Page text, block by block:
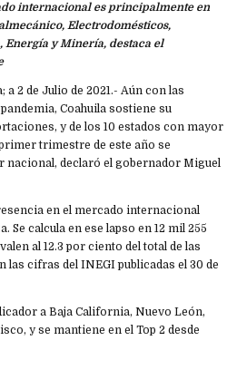
internacional es principalmente en
Electrodomésticos,
y Minería, destaca el
a 2 de Julio de 2021.- Aún con las
Coahuila sostiene su
y de los 10 estados con mayor
trimestre de este año se
nacional, declaró el gobernador Miguel
en el mercado internacional
Se calcula en ese lapso en 12 mil 255
al 12.3 por ciento del total de las
las cifras del INEGI publicadas el 30 de
a Baja California, Nuevo León,
y se mantiene en el Top 2 desde